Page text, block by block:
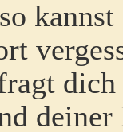
dich